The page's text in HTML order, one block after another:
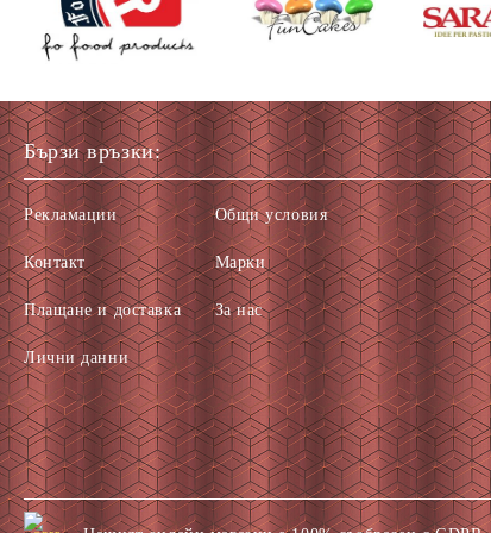
Бързи връзки:
Рекламации
Контакт
Плащане и доставка
Лични данни
Общи условия
Марки
За нас